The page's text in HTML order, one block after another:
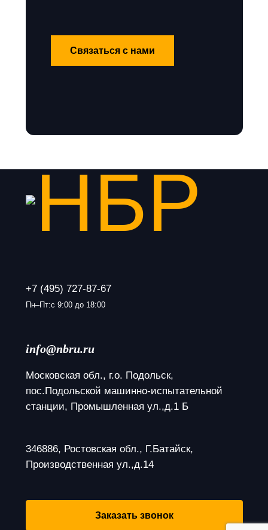
Связаться с нами
+7 (495) 727-87-67
Пн–Пт:с 9:00 до 18:00
info@nbru.ru
Московская обл., г.о. Подольск,
пос.Подольской машинно-испытательной
станции, Промышленная ул.,д.1 Б
346886, Ростовская обл., Г.Батайск,
Производственная ул.,д.14
Заказать звонок